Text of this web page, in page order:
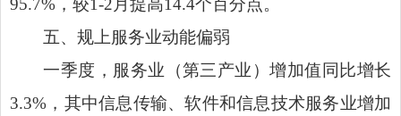
五、规上服务业动能偏弱
一季度，服务业（第三产业）增加值同比增长
3.3% ，其中信息传输、软件和信息技术服务业增加